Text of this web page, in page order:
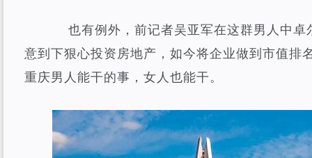
也有例外，前记者吴亚军在这群男人中卓
意到下狠心投资房地产，如今将企业做到市值排
重庆男人能干的事，女人也能干。